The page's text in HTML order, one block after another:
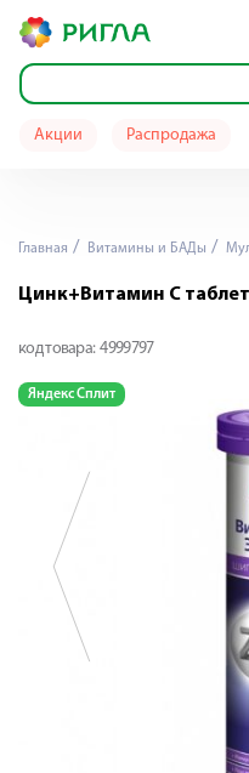
Акции Распродажа
Главная Витамины и БАДы
Цинк+Витамин С
код товара: 4999797
Яндекс Сплит